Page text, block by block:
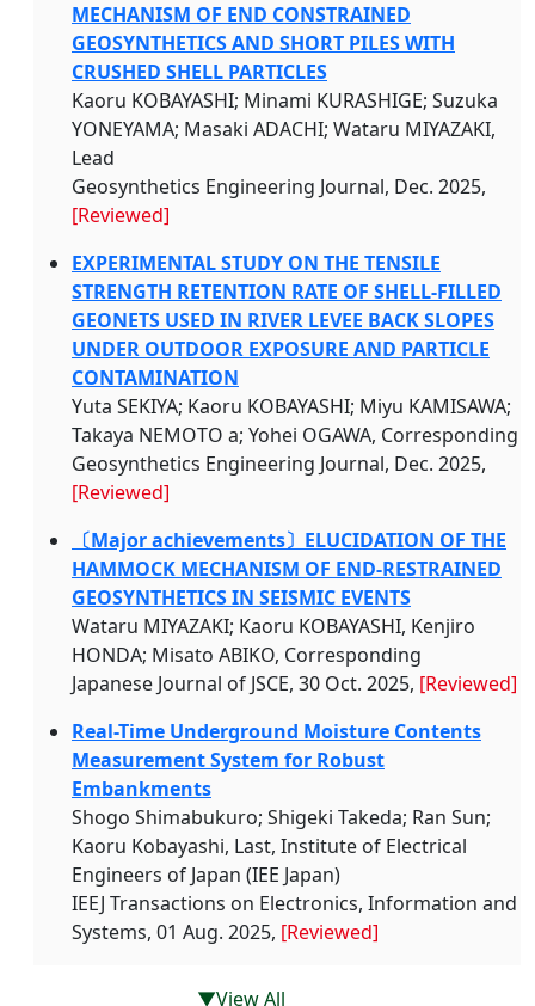
MECHANISM OF END CONSTRAINED
GEOSYNTHETICS AND SHORT PILES WITH
CRUSHED SHELL PARTICLES
Kaoru KOBAYASHI; Minami KURASHIGE; Suzuka
YONEYAMA; Masaki ADACHI; Wataru MIYAZAKI,
Lead
Geosynthetics Engineering Journal, Dec. 2025,
[Reviewed]
EXPERIMENTAL STUDY ON THE TENSILE
STRENGTH RETENTION RATE OF SHELL-FILLED
GEONETS USED IN RIVER LEVEE BACK SLOPES
UNDER OUTDOOR EXPOSURE AND PARTICLE
CONTAMINATION
Yuta SEKIYA; Kaoru KOBAYASHI; Miyu KAMISAWA;
Takaya NEMOTO a; Yohei OGAWA, Corresponding
Geosynthetics Engineering Journal, Dec. 2025,
[Reviewed]
〔Major achievements〕ELUCIDATION OF THE
HAMMOCK MECHANISM OF END-RESTRAINED
GEOSYNTHETICS IN SEISMIC EVENTS
Wataru MIYAZAKI; Kaoru KOBAYASHI, Kenjiro
HONDA; Misato ABIKO, Corresponding
Japanese Journal of JSCE, 30 Oct. 2025, [Reviewed]
Real-Time Underground Moisture Contents
Measurement System for Robust
Embankments
Shogo Shimabukuro; Shigeki Takeda; Ran Sun;
Kaoru Kobayashi, Last, Institute of Electrical
Engineers of Japan (IEE Japan)
IEEJ Transactions on Electronics, Information and
Systems, 01 Aug. 2025, [Reviewed]
▼View All